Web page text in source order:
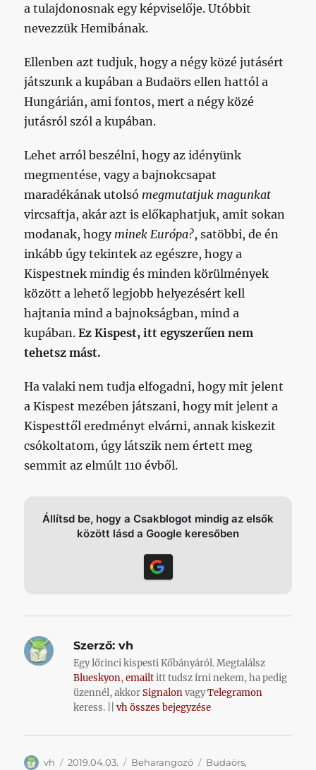
a tulajdonosnak egy képviselője. Utóbbit
nevezzük Hemibának.
Ellenben azt tudjuk, hogy a négy közé jutásért
játszunk a kupában a Budaörs ellen hattól a
Hungárián, ami fontos, mert a négy közé
jutásról szól a kupában.
Lehet arról beszélni, hogy az idényünk
megmentése, vagy a bajnokcsapat
maradékának utolsó megmutatjuk magunkat
vircsaftja, akár azt is előkaphatjuk, amit sokan
modanak, hogy minek Európa?, satöbbi, de én
inkább úgy tekintek az egészre, hogy a
Kispestnek mindig és minden körülmények
között a lehető legjobb helyezésért kell
hajtania mind a bajnokságban, mind a
kupában.Ez Kispest, itt egyszerűen nem
tehetsz mást.
Ha valaki nem tudja elfogadni, hogy mit jelent
a Kispest mezében játszani, hogy mit jelent a
Kispesttől eredményt elvárni, annak kiskezit
csókoltatom, úgy látszik nem értett meg
semmit az elmúlt 110 évből.
Állítsd be, hogy a Csakblogot mindig az elsők
között lásd a Google keresőben
Szerző: vh
Egy lőrinci kispesti Kőbányáról. Megtalálsz
Blueskyon,emailtitt tudsz írni nekem, ha pedig
üzennél, akkorSignalonvagyTelegramon
keress. ||vh összes bejegyzése
Szerző
vh Közzétéve
2019.04.03. Kategória
Beharangozó Címke
Budaörs,